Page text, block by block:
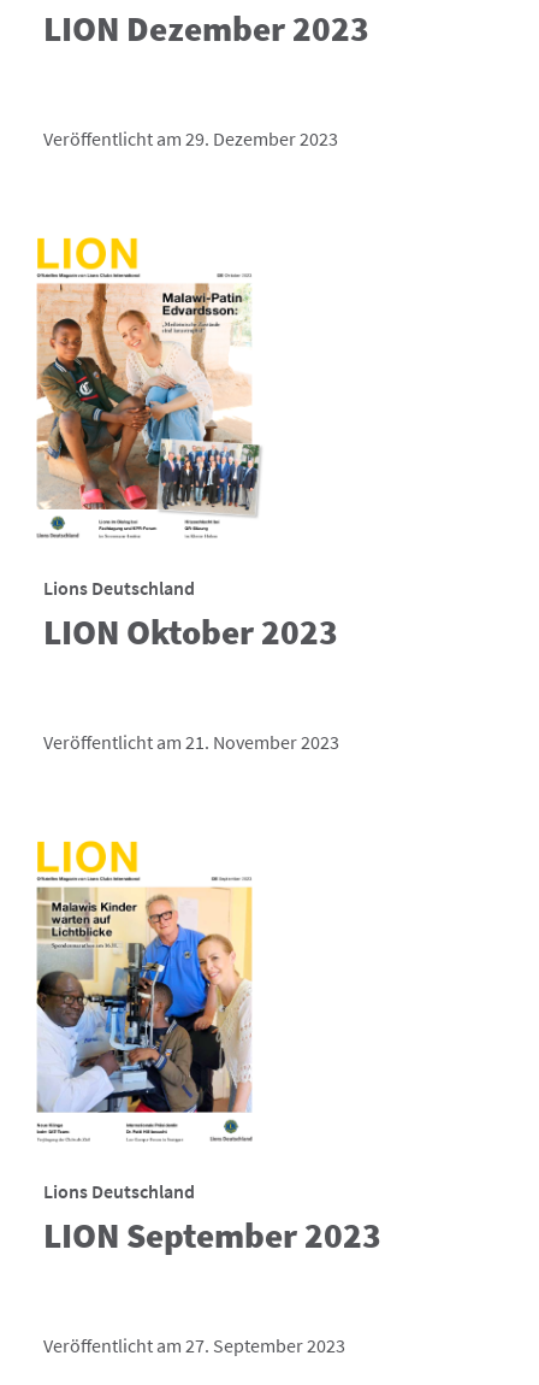
LION Dezember 2023
Veröffentlicht am 29. Dezember 2023
Lions Deutschland
LION Oktober 2023
Veröffentlicht am 21. November 2023
Lions Deutschland
LION September 2023
Veröffentlicht am 27. September 2023